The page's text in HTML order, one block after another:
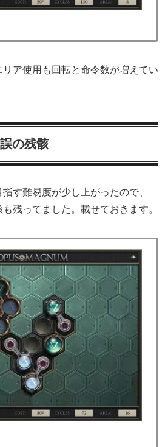
ア使用も回転と命令数が増えてい
の残骸
す難易度が少し上がったので、
残ってました。載せておきます。